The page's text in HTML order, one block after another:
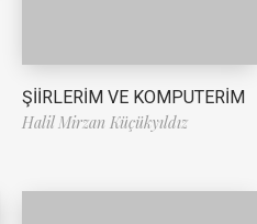
ŞİİRLERİM VE KOMPUTERİM
Halil Mirzan Küçükyıldız